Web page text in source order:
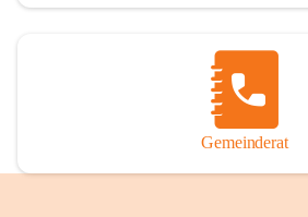
Gemeinderat